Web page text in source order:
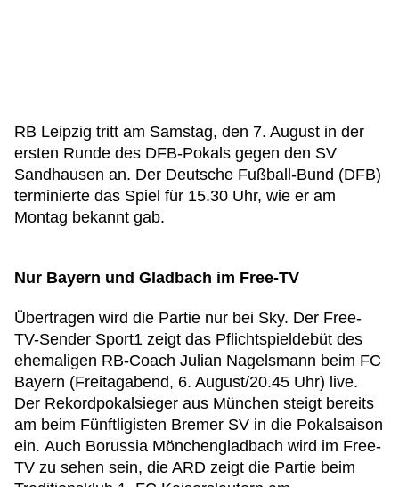
RB Leipzig tritt am Samstag, den 7. August in der
ersten Runde des DFB-Pokals gegen den SV
Sandhausen an. Der Deutsche Fußball-Bund (DFB)
terminierte das Spiel für 15.30 Uhr, wie er am
Montag bekannt gab.
Nur Bayern und Gladbach im Free-TV
Übertragen wird die Partie nur bei Sky. Der Free-
TV-Sender Sport1 zeigt das Pflichtspieldebüt des
ehemaligen RB-Coach Julian Nagelsmann beim FC
Bayern (Freitagabend, 6. August/20.45 Uhr) live.
Der Rekordpokalsieger aus München steigt bereits
am beim Fünftligisten Bremer SV in die Pokalsaison
ein. Auch Borussia Mönchengladbach wird im Free-
TV zu sehen sein, die ARD zeigt die Partie beim